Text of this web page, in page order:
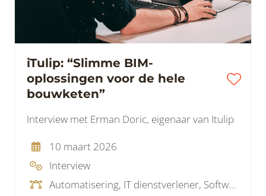
iTulip: “Slimme BIM-
oplossingen voor de hele
bouwketen”
Interview met Erman Doric, eigenaar van Itulip
10 maart 2026
Interview
Automatisering, IT dienstverlener, Softwareleverancier